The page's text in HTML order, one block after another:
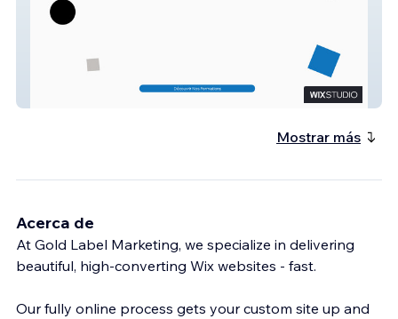
Mostrar más
Acerca de
At Gold Label Marketing, we specialize in delivering
beautiful, high-converting Wix websites - fast.
Our fully online process gets your custom site up and